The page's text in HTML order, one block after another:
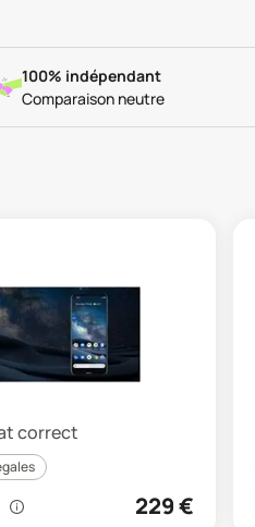
100% indépendant
Comparaison neutre
correct
229€